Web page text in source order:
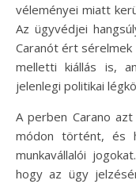
véleményei miatt
Az ügyvédjei
Caranót ért sérelmek
melletti kiállás is,
jelenlegi politikai
A perben Carano
módon történt, és
munkavállalói
hogy az ügy